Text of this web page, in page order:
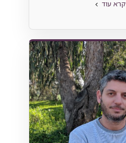
קרא עוד